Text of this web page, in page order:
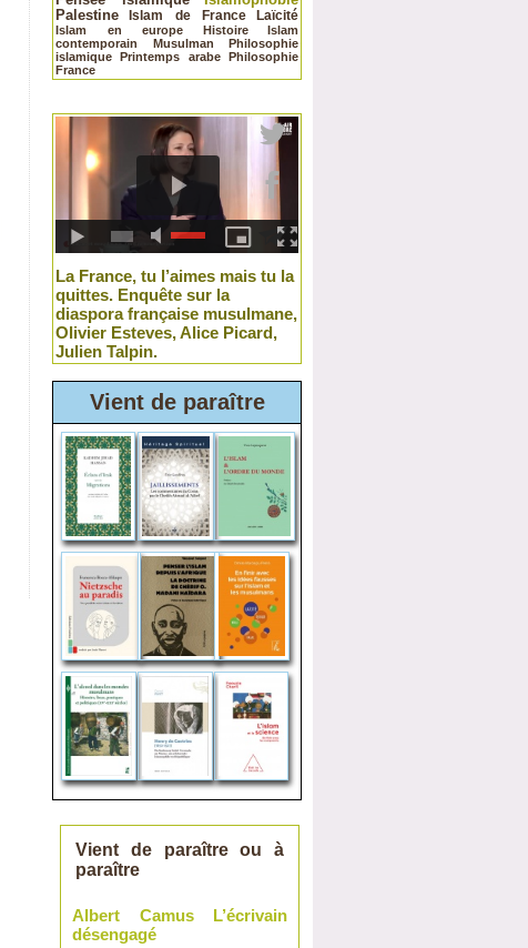
Palestine Islam de France
Laïcité
Islam en europe
Histoire
Islam
contemporain
Musulman
Philosophie
islamique Printemps arabe Philosophie
France
La France, tu l’aimes mais tu la
quittes. Enquête sur la
diaspora française musulmane,
Olivier Esteves, Alice Picard,
Julien Talpin.
Vient de paraître
Vient de paraître ou à
paraître
Albert Camus L’écrivain
désengagé